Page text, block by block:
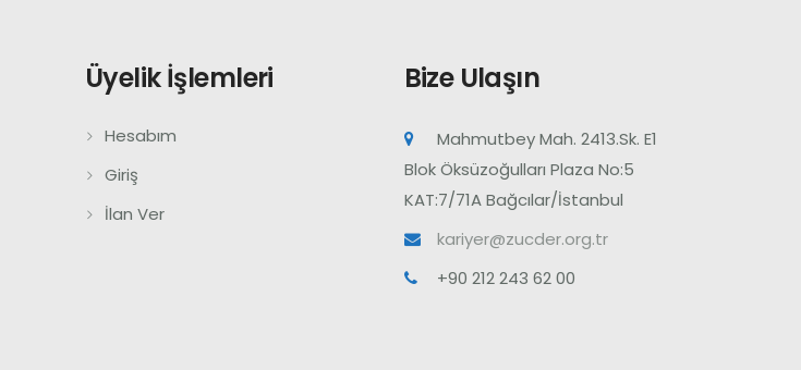
Üyelik İşlemleri
Hesabım
Giriş
İlan Ver
Bize Ulaşın
Mahmutbey Mah. 2413.Sk. E1
Blok Öksüzoğulları Plaza No:5
KAT:7/71A Bağcılar/İstanbul
kariyer@zucder.org.tr
+90 212 243 62 00